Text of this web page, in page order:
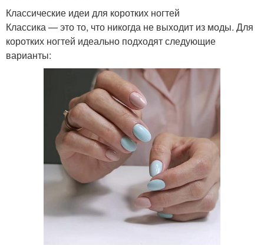
Классические идеи для коротких ногтей
Классика — это то, что никогда не выходит из моды. Для
коротких ногтей идеально подходят следующие
варианты: